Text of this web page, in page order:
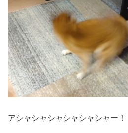
アシャシャシャシャシャシャー！